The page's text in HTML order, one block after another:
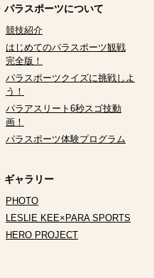
パラスポーツについて
競技紹介
はじめてのパラスポーツ観戦
完全版！
パラスポーツクイズに挑戦しよ
う！
パラアスリート6秒スゴ技動
画！
パラスポーツ体験プログラム
ギャラリー
PHOTO
LESLIE KEE×PARA SPORTS
HERO PROJECT